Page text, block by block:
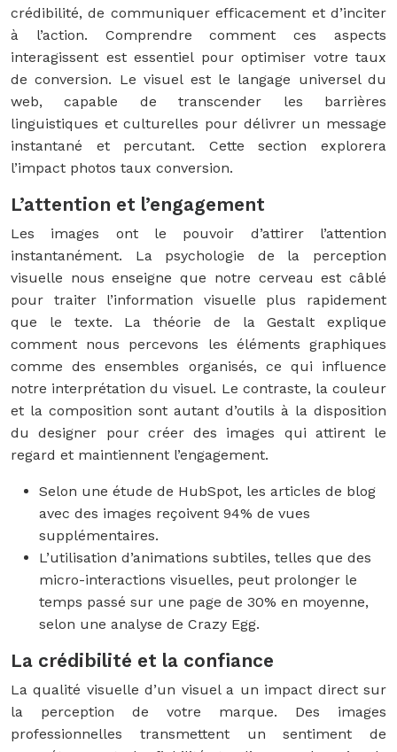
crédibilité, de communiquer efficacement et d’inciter
à l’action. Comprendre comment ces aspects
interagissent est essentiel pour optimiser votre taux
de conversion. Le visuel est le langage universel du
web, capable de transcender les barrières
linguistiques et culturelles pour délivrer un message
instantané et percutant. Cette section explorera
l’impact photos taux conversion.
L’attention et l’engagement
Les images ont le pouvoir d’attirer l’attention
instantanément. La psychologie de la perception
visuelle nous enseigne que notre cerveau est câblé
pour traiter l’information visuelle plus rapidement
que le texte. La théorie de la Gestalt explique
comment nous percevons les éléments graphiques
comme des ensembles organisés, ce qui influence
notre interprétation du visuel. Le contraste, la couleur
et la composition sont autant d’outils à la disposition
du designer pour créer des images qui attirent le
regard et maintiennent l’engagement.
Selon une étude de HubSpot, les articles de blog
avec des images reçoivent 94% de vues
supplémentaires.
L’utilisation d’animations subtiles, telles que des
micro-interactions visuelles, peut prolonger le
temps passé sur une page de 30% en moyenne,
selon une analyse de Crazy Egg.
La crédibilité et la confiance
La qualité visuelle d’un visuel a un impact direct sur
la perception de votre marque. Des images
professionnelles transmettent un sentiment de